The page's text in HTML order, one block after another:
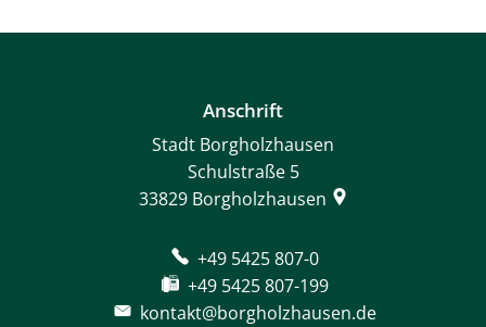
Anschrift
Stadt Borgholzhausen
Schulstraße 5
33829 Borgholzhausen
+49 5425 807-0
+49 5425 807-199
kontakt@borgholzhausen.de